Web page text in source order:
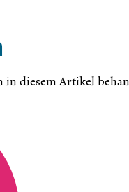
in diesem Artikel